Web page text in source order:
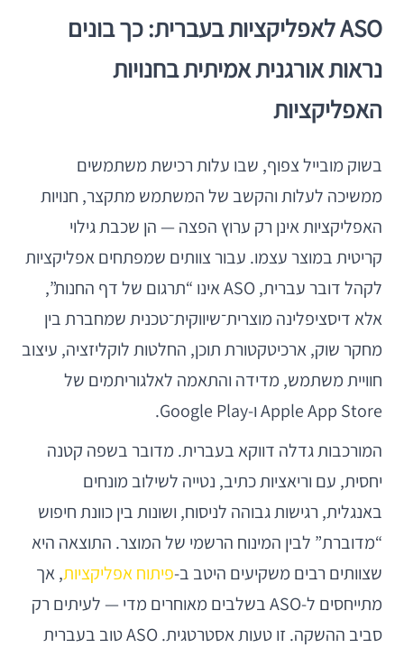
ASO לאפליקציות בעברית: כך בונים
נראות אורגנית אמיתית בחנויות
האפליקציות
בשוק מובייל צפוף, שבו עלות רכישת משתמשים
ממשיכה לעלות והקשב של המשתמש מתקצר, חנויות
האפליקציות אינן רק ערוץ הפצה — הן שכבת גילוי
קריטית במוצר עצמו. עבור צוותים שמפתחים אפליקציות
לקהל דובר עברית, ASO אינו “תרגום של דף החנות”,
אלא דיסציפלינה מוצרית־שיווקית־טכנית שמחברת בין
מחקר שוק, ארכיטקטורת תוכן, החלטות לוקליזציה, עיצוב
חוויית משתמש, מדידה והתאמה לאלגוריתמים של
Apple App Store ו-Google Play.
המורכבות גדלה דווקא בעברית. מדובר בשפה קטנה
יחסית, עם וריאציות כתיב, נטייה לשילוב מונחים
באנגלית, רגישות גבוהה לניסוח, ושונות בין כוונת חיפוש
“מדוברת” לבין המינוח הרשמי של המוצר. התוצאה היא
שצוותים רבים משקיעים היטב ב-פיתוח אפליקציות, אך
מתייחסים ל-ASO בשלבים מאוחרים מדי — לעיתים רק
סביב ההשקה. זו טעות אסטרטגית. ASO טוב בעברית